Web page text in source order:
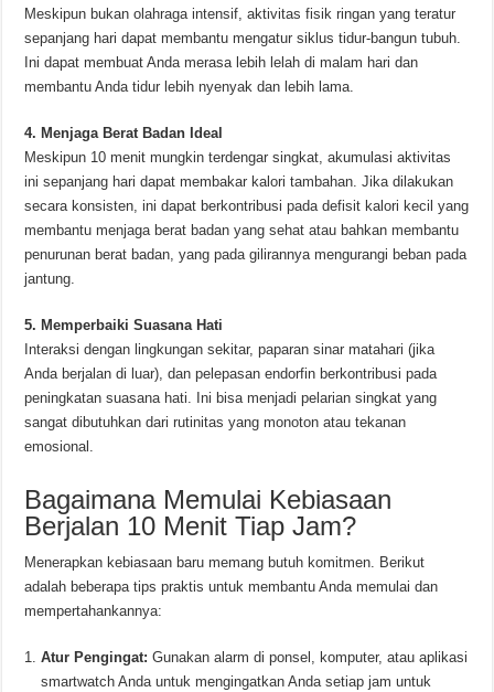
Meskipun bukan olahraga intensif, aktivitas fisik ringan yang teratur
sepanjang hari dapat membantu mengatur siklus tidur-bangun tubuh.
Ini dapat membuat Anda merasa lebih lelah di malam hari dan
membantu Anda tidur lebih nyenyak dan lebih lama.
4. Menjaga Berat Badan Ideal
Meskipun 10 menit mungkin terdengar singkat, akumulasi aktivitas
ini sepanjang hari dapat membakar kalori tambahan. Jika dilakukan
secara konsisten, ini dapat berkontribusi pada defisit kalori kecil yang
membantu menjaga berat badan yang sehat atau bahkan membantu
penurunan berat badan, yang pada gilirannya mengurangi beban pada
jantung.
5. Memperbaiki Suasana Hati
Interaksi dengan lingkungan sekitar, paparan sinar matahari (jika
Anda berjalan di luar), dan pelepasan endorfin berkontribusi pada
peningkatan suasana hati. Ini bisa menjadi pelarian singkat yang
sangat dibutuhkan dari rutinitas yang monoton atau tekanan
emosional.
Bagaimana Memulai Kebiasaan
Berjalan 10 Menit Tiap Jam?
Menerapkan kebiasaan baru memang butuh komitmen. Berikut
adalah beberapa tips praktis untuk membantu Anda memulai dan
mempertahankannya:
Atur Pengingat: Gunakan alarm di ponsel, komputer, atau aplikasi
smartwatch Anda untuk mengingatkan Anda setiap jam untuk